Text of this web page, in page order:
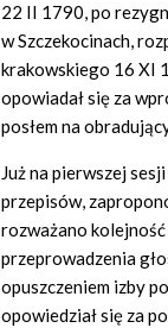
22 II 1790, po
w Szczekocinach,
krakowskiego 16 XI
opowiadał się za
posłem na
Już na pierwszej
przepisów,
rozważano kolejność
przeprowadzenia
opuszczeniem izby
opowiedział się za